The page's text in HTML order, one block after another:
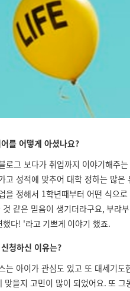
를 어떻게 아셨나요?
로그 보다가 취업까지 이야기해주
고 성적에 맞추어 대학 정하는 많
을 정해서 1학년때부터 어떤 식으
것 같은 믿음이 생기더라구요, 부랴
했다! '라고 기쁘게 이야기 했죠.
청하신 이유는?
는 아이가 관심도 있고 또 대세기
맞을지 고민이 많이 되었어요. 또 그